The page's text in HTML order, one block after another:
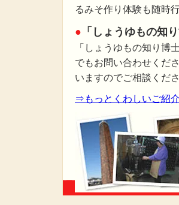
るみそ作り体験も随時
● 「しょうゆもの知
「しょうゆもの知り博
でもお問い合わせくだ
いますのでご相談くださ
⇒もっとくわしいご紹